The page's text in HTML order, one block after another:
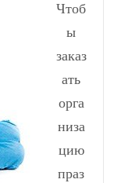
Чтоб
ы
заказ
ать
орга
низа
цию
праз